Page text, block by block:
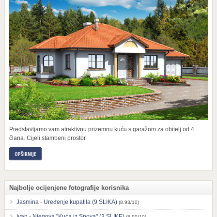
Predstavljamo vam atraktivnu prizemnu kuću s garažom za obitelj od 4
člana. Cijeli stambeni prostor
OPŠIRNIJE
Najbolje ocijenjene fotografije korisnika
Jasmina - Uređenje kupatila (9 SLIKA) (8.93/10)